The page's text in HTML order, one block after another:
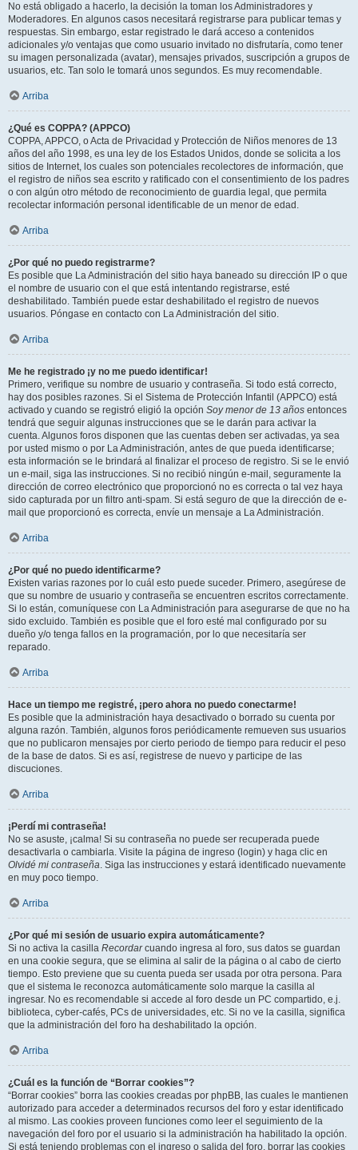
No está obligado a hacerlo, la decisión la toman los Administradores y
Moderadores. En algunos casos necesitará registrarse para publicar temas y
respuestas. Sin embargo, estar registrado le dará acceso a contenidos
adicionales y/o ventajas que como usuario invitado no disfrutaría, como tener
su imagen personalizada (avatar), mensajes privados, suscripción a grupos de
usuarios, etc. Tan solo le tomará unos segundos. Es muy recomendable.
Arriba
¿Qué es COPPA? (APPCO)
COPPA, APPCO, o Acta de Privacidad y Protección de Niños menores de 13
años del año 1998, es una ley de los Estados Unidos, donde se solicita a los
sitios de Internet, los cuales son potenciales recolectores de información, que
el registro de niños sea escrito y ratificado con el consentimiento de los padres
o con algún otro método de reconocimiento de guardia legal, que permita
recolectar información personal identificable de un menor de edad.
Arriba
¿Por qué no puedo registrarme?
Es posible que La Administración del sitio haya baneado su dirección IP o que
el nombre de usuario con el que está intentando registrarse, esté
deshabilitado. También puede estar deshabilitado el registro de nuevos
usuarios. Póngase en contacto con La Administración del sitio.
Arriba
Me he registrado ¡y no me puedo identificar!
Primero, verifique su nombre de usuario y contraseña. Si todo está correcto,
hay dos posibles razones. Si el Sistema de Protección Infantil (APPCO) está
activado y cuando se registró eligió la opción Soy menor de 13 años entonces
tendrá que seguir algunas instrucciones que se le darán para activar la
cuenta. Algunos foros disponen que las cuentas deben ser activadas, ya sea
por usted mismo o por La Administración, antes de que pueda identificarse;
esta información se le brindará al finalizar el proceso de registro. Si se le envió
un e-mail, siga las instrucciones. Si no recibió ningún e-mail, seguramente la
dirección de correo electrónico que proporcionó no es correcta o tal vez haya
sido capturada por un filtro anti-spam. Si está seguro de que la dirección de e-
mail que proporcionó es correcta, envíe un mensaje a La Administración.
Arriba
¿Por qué no puedo identificarme?
Existen varias razones por lo cuál esto puede suceder. Primero, asegúrese de
que su nombre de usuario y contraseña se encuentren escritos correctamente.
Si lo están, comuníquese con La Administración para asegurarse de que no ha
sido excluido. También es posible que el foro esté mal configurado por su
dueño y/o tenga fallos en la programación, por lo que necesitaría ser
reparado.
Arriba
Hace un tiempo me registré, ¡pero ahora no puedo conectarme!
Es posible que la administración haya desactivado o borrado su cuenta por
alguna razón. También, algunos foros periódicamente remueven sus usuarios
que no publicaron mensajes por cierto periodo de tiempo para reducir el peso
de la base de datos. Si es así, registrese de nuevo y participe de las
discuciones.
Arriba
¡Perdí mi contraseña!
No se asuste, ¡calma! Si su contraseña no puede ser recuperada puede
desactivarla o cambiarla. Visite la página de ingreso (login) y haga clic en
Olvidé mi contraseña. Siga las instrucciones y estará identificado nuevamente
en muy poco tiempo.
Arriba
¿Por qué mi sesión de usuario expira automáticamente?
Si no activa la casilla Recordarcuando ingresa al foro, sus datos se guardan
en una cookie segura, que se elimina al salir de la página o al cabo de cierto
tiempo. Esto previene que su cuenta pueda ser usada por otra persona. Para
que el sistema le reconozca automáticamente solo marque la casilla al
ingresar. No es recomendable si accede al foro desde un PC compartido, e.j.
biblioteca, cyber-cafés, PCs de universidades, etc. Si no ve la casilla, significa
que la administración del foro ha deshabilitado la opción.
Arriba
¿Cuál es la función de “Borrar cookies”?
“Borrar cookies” borra las cookies creadas por phpBB, las cuales le mantienen
autorizado para acceder a determinados recursos del foro y estar identificado
al mismo. Las cookies proveen funciones como leer el seguimiento de la
navegación del foro por el usuario si la administración ha habilitado la opción.
Si está teniendo problemas con el ingreso o salida del foro, borrar las cookies